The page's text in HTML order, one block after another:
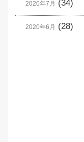
2020年7月 (34)
2020年6月 (28)